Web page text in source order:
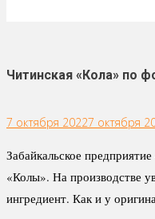
Читинская «Кола» по
7 октября 20227 октября
Забайкальское
«Колы». На производстве
ингредиент. Как и у